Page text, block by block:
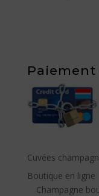
Paiement
Cuvées
Boutique en ligne
Champagne